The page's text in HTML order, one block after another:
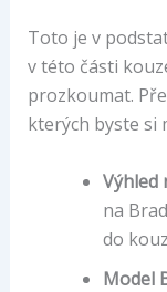
Toto je v
v této části
prozkoumat.
kterých byste si
Výhled
na
do
Model